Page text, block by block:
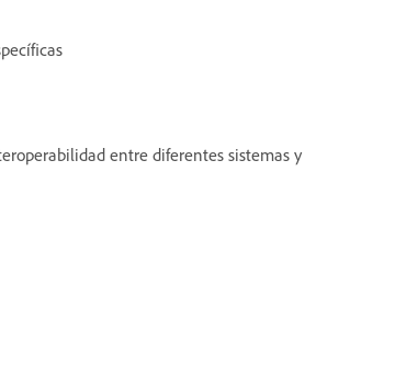
entre diferentes sistemas y